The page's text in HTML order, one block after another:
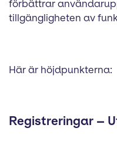
förbättrar
tillgängligheten av
Här är höjdpunkterna:
Registreringar –